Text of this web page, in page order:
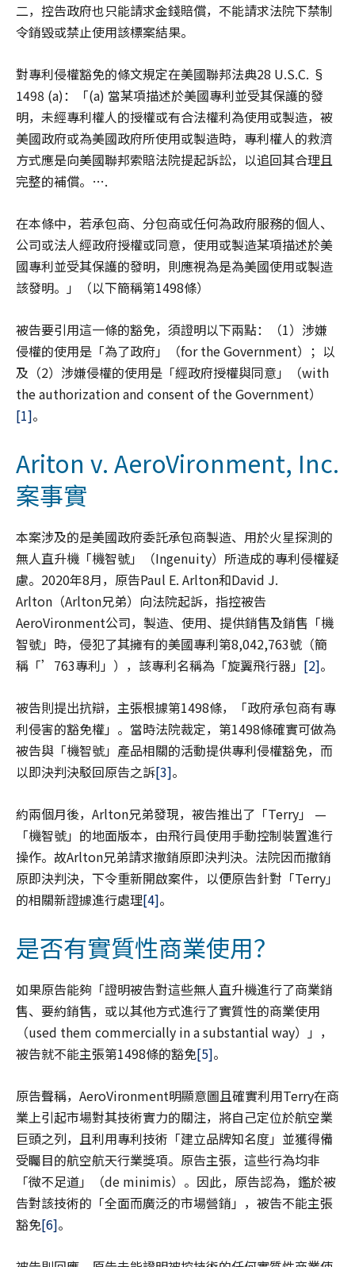
二，控告政府也只能請求金錢賠償，不能請求法院下禁制
令銷毀或禁止使用該標案結果。
對專利侵權豁免的條文規定在美國聯邦法典28 U.S.C. §
1498 (a)：「(a) 當某項描述於美國專利並受其保護的發
明，未經專利權人的授權或有合法權利為使用或製造，被
美國政府或為美國政府所使用或製造時，專利權人的救濟
方式應是向美國聯邦索賠法院提起訴訟，以追回其合理且
完整的補償。….
在本條中，若承包商、分包商或任何為政府服務的個人、
公司或法人經政府授權或同意，使用或製造某項描述於美
國專利並受其保護的發明，則應視為是為美國使用或製造
該發明。」（以下簡稱第1498條）
被告要引用這一條的豁免，須證明以下兩點：（1）涉嫌
侵權的使用是「為了政府」（for the Government）；以
及（2）涉嫌侵權的使用是「經政府授權與同意」（with
the authorization and consent of the Government）
[1]。
Ariton v. AeroVironment, Inc.
案事實
本案涉及的是美國政府委託承包商製造、用於火星探測的
無人直升機「機智號」（Ingenuity）所造成的專利侵權疑
慮。2020年8月，原告Paul E. Arlton和David J.
Arlton（Arlton兄弟）向法院起訴，指控被告
AeroVironment公司，製造、使用、提供銷售及銷售「機
智號」時，侵犯了其擁有的美國專利第8,042,763號（簡
稱「’763專利」），該專利名稱為「旋翼飛行器」 [2]。
被告則提出抗辯，主張根據第1498條，「政府承包商有專
利侵害的豁免權」。當時法院裁定，第1498條確實可做為
被告與「機智號」產品相關的活動提供專利侵權豁免，而
以即決判決駁回原告之訴[3]。
約兩個月後，Arlton兄弟發現，被告推出了「Terry」 —
「機智號」的地面版本，由飛行員使用手動控制裝置進行
操作。故Arlton兄弟請求撤銷原即決判決。法院因而撤銷
原即決判決，下令重新開啟案件，以便原告針對「Terry」
的相關新證據進行處理[4]。
是否有實質性商業使用？
如果原告能夠「證明被告對這些無人直升機進行了商業銷
售、要約銷售，或以其他方式進行了實質性的商業使用
（used them commercially in a substantial way）」，
被告就不能主張第1498條的豁免[5]。
原告聲稱，AeroVironment明顯意圖且確實利用Terry在商
業上引起市場對其技術實力的關注，將自己定位於航空業
巨頭之列，且利用專利技術「建立品牌知名度」並獲得備
受矚目的航空航天行業獎項。原告主張，這些行為均非
「微不足道」（de minimis）。因此，原告認為，鑑於被
告對該技術的「全面而廣泛的市場營銷」，被告不能主張
豁免[6]。